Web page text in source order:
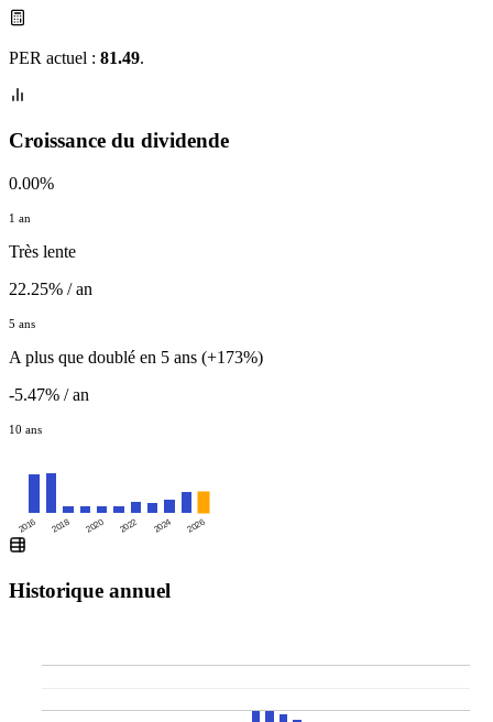
PER actuel : 81.49.
Croissance du dividende
0.00%
1 an
Très lente
22.25% / an
5 ans
A plus que doublé en 5 ans (+173%)
-5.47% / an
10 ans
2016 2018 2020 2022 2024 2026
Historique annuel